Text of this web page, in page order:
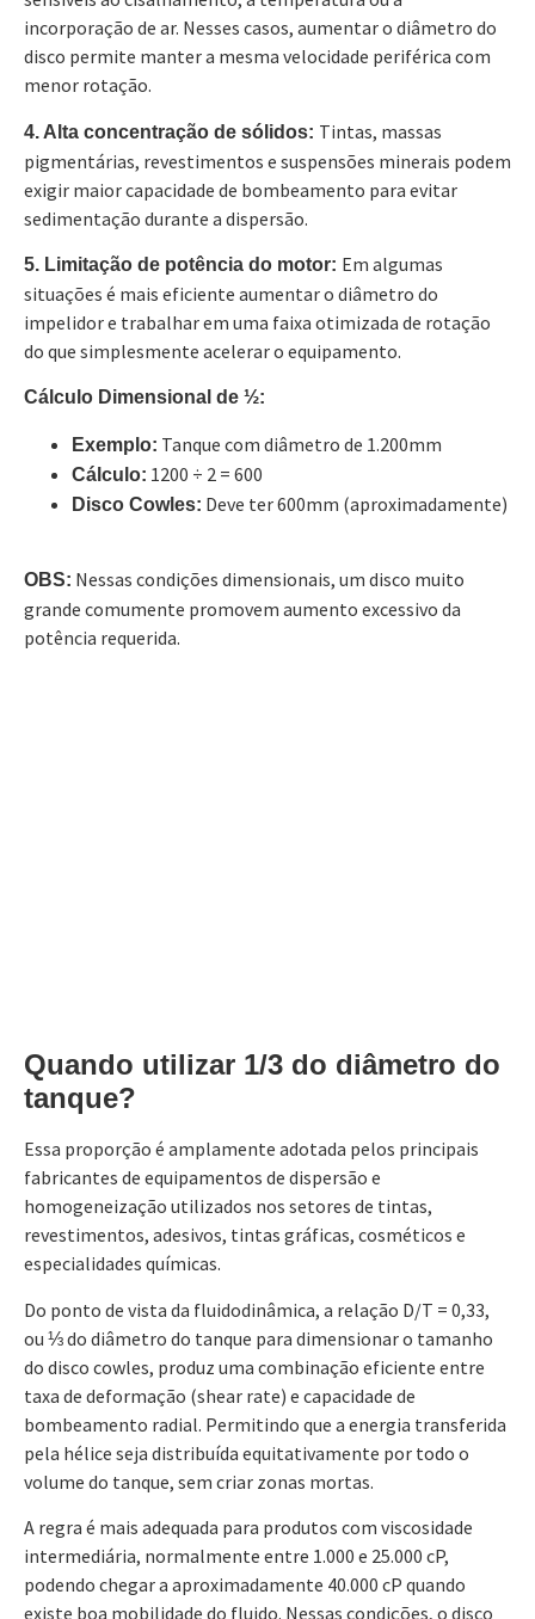
incorporação de ar. Nesses casos, aumentar o diâmetro do
disco permite manter a mesma velocidade periférica com
menor rotação.
4. Alta concentração de sólidos: Tintas, massas
pigmentárias, revestimentos e suspensões minerais podem
exigir maior capacidade de bombeamento para evitar
sedimentação durante a dispersão.
5. Limitação de potência do motor: Em algumas
situações é mais eficiente aumentar o diâmetro do
impelidor e trabalhar em uma faixa otimizada de rotação
do que simplesmente acelerar o equipamento.
Cálculo Dimensional de ½:
Exemplo: Tanque com diâmetro de 1.200mm
Cálculo: 1200 ÷ 2 = 600
Disco Cowles: Deve ter 600mm (aproximadamente)
OBS: Nessas condições dimensionais, um disco muito
grande comumente promovem aumento excessivo da
potência requerida.
Quando utilizar 1/3 do diâmetro do
tanque?
Essa proporção é amplamente adotada pelos principais
fabricantes de equipamentos de dispersão e
homogeneização utilizados nos setores de tintas,
revestimentos, adesivos, tintas gráficas, cosméticos e
especialidades químicas.
Do ponto de vista da fluidodinâmica, a relação D/T = 0,33,
ou ⅓ do diâmetro do tanque para dimensionar o tamanho
do disco cowles, produz uma combinação eficiente entre
taxa de deformação (shear rate) e capacidade de
bombeamento radial. Permitindo que a energia transferida
pela hélice seja distribuída equitativamente por todo o
volume do tanque, sem criar zonas mortas.
A regra é mais adequada para produtos com viscosidade
intermediária, normalmente entre 1.000 e 25.000 cP,
podendo chegar a aproximadamente 40.000 cP quando
existe boa mobilidade do fluido. Nessas condições, o disco